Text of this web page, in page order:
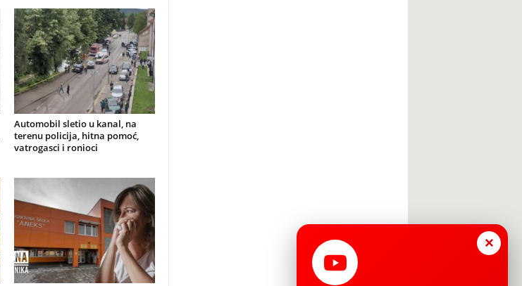
Automobil sletio u kanal, na
terenu policija, hitna pomoć,
vatrogasci i ronioci
×